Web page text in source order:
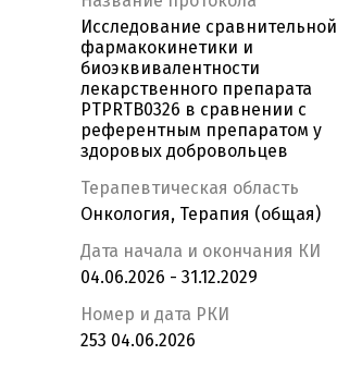
Исследование сравнительной
фармакокинетики и
биоэквивалентности
лекарственного препарата
PTPRTB0326 в сравнении с
референтным препаратом у
здоровых добровольцев
Терапевтическая область
Онкология, Терапия (общая)
Дата начала и окончания КИ
04.06.2026 - 31.12.2029
Номер и дата РКИ
253 04.06.2026